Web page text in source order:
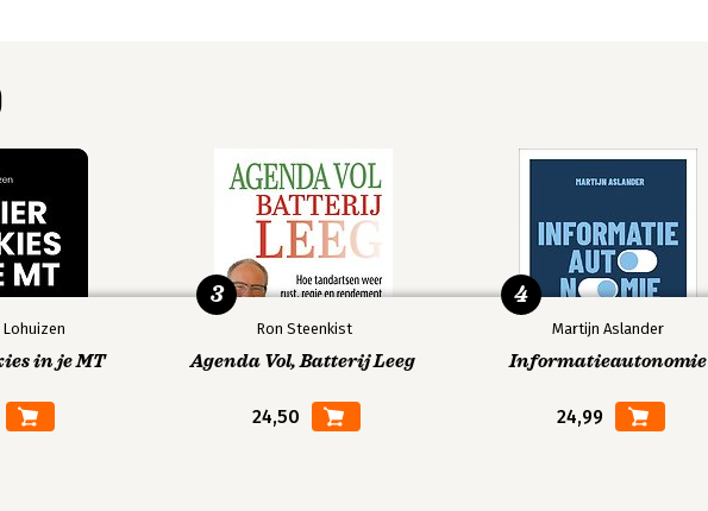
Lohuizen
in je MT
Ron Steenkist
Agenda Vol, Batterij Leeg
24,50
3
Martijn Aslander
Informatieautonomie
24,99
4